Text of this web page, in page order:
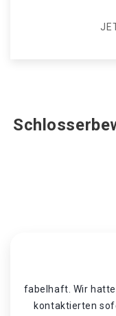
fabelhaft. Wir
kontaktierten